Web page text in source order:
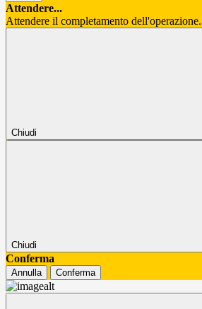
Attendere...
Attendere il completamento
Chiudi
Chiudi
Conferma
Annulla Conferma